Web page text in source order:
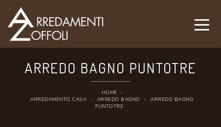
ARREDO BAGNO PUNTOTRE
HOME -
ARREDAMENTO CASA
- ARREDO BAGNO -
ARREDO BAGNO
PUNTOTRE